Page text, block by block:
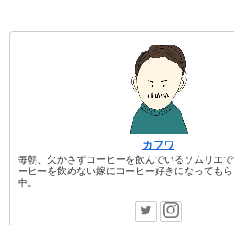
カフワ
毎朝、欠かさずコーヒーを飲んでいるソムリエ
ーヒーを飲めない嫁にコーヒー好きになっても
中。